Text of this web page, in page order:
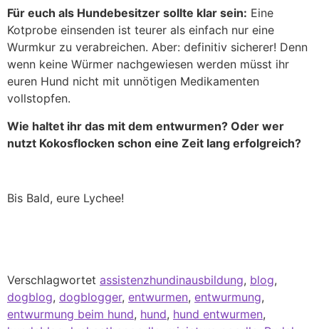
Für euch als Hundebesitzer sollte klar sein: Eine
Kotprobe einsenden ist teurer als einfach nur eine
Wurmkur zu verabreichen. Aber: definitiv sicherer! Denn
wenn keine Würmer nachgewiesen werden müsst ihr
euren Hund nicht mit unnötigen Medikamenten
vollstopfen.
Wie haltet ihr das mit dem entwurmen? Oder wer
nutzt Kokosflocken schon eine Zeit lang erfolgreich?
Bis Bald, eure Lychee!
Verschlagwortet assistenzhundinausbildung, blog,
dogblog, dogblogger, entwurmen, entwurmung,
entwurmung beim hund, hund, hund entwurmen,